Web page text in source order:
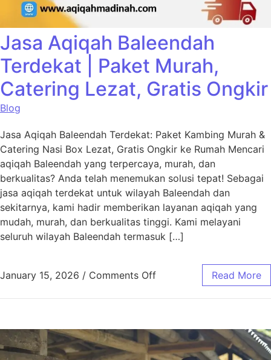
Jasa Aqiqah Baleendah
Terdekat | Paket Murah,
Catering Lezat, Gratis Ongkir
Blog
Jasa Aqiqah Baleendah Terdekat: Paket Kambing Murah &
Catering Nasi Box Lezat, Gratis Ongkir ke Rumah Mencari
aqiqah Baleendah yang terpercaya, murah, dan
berkualitas? Anda telah menemukan solusi tepat! Sebagai
jasa aqiqah terdekat untuk wilayah Baleendah dan
sekitarnya, kami hadir memberikan layanan aqiqah yang
mudah, murah, dan berkualitas tinggi. Kami melayani
seluruh wilayah Baleendah termasuk […]
January 15, 2026 / Comments Off Read More